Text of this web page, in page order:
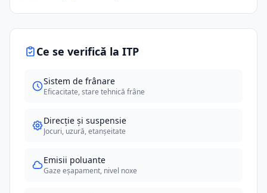
Ce se verifică la ITP
Sistem de frânare
Eficacitate, stare tehnică frâne
Direcție și suspensie
Jocuri, uzură, etanșeitate
Emisii poluante
Gaze eșapament, nivel noxe